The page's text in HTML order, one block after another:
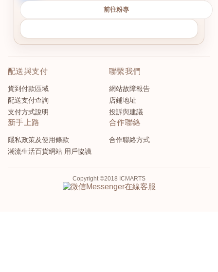
前往粉專
配送與支付
貨到付款區域
配送支付查詢
支付方式說明
聯繫我們
網站故障報告
店鋪地址
投訴與建議
新手上路
隱私政策及使用條款
潮流生活百貨網站 用戶協議
合作聯絡
合作聯絡方式
Copyright ©2018 ICMARTS
Messenger在線客服